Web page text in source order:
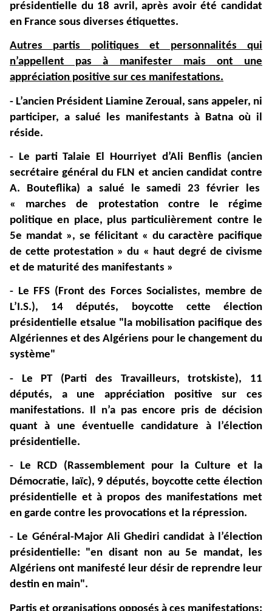
présidentielle du 18 avril, après avoir été candidat
en France sous diverses étiquettes.
Autres partis politiques et personnalités qui
n’appellent pas à manifester mais ont une
appréciation positive sur ces manifestations.
- L’ancien Président Liamine Zeroual, sans appeler, ni
participer, a salué les manifestants à Batna où il
réside.
- Le parti Talaie El Hourriyet d’Ali Benflis (ancien
secrétaire général du FLN et ancien candidat contre
A. Bouteflika) a salué le samedi 23 février les
« marches de protestation contre le régime
politique en place, plus particulièrement contre le
5e mandat », se félicitant « du caractère pacifique
de cette protestation » du « haut degré de civisme
et de maturité des manifestants »
- Le FFS (Front des Forces Socialistes, membre de
L’I.S.), 14 députés, boycotte cette élection
présidentielle etsalue "la mobilisation pacifique des
Algériennes et des Algériens pour le changement du
système"
- Le PT (Parti des Travailleurs, trotskiste), 11
députés, a une appréciation positive sur ces
manifestations. Il n’a pas encore pris de décision
quant à une éventuelle candidature à l’élection
présidentielle.
- Le RCD (Rassemblement pour la Culture et la
Démocratie, laïc), 9 députés, boycotte cette élection
présidentielle et à propos des manifestations met
en garde contre les provocations et la répression.
- Le Général-Major Ali Ghediri candidat à l’élection
présidentielle: "en disant non au 5e mandat, les
Algériens ont manifesté leur désir de reprendre leur
destin en main".